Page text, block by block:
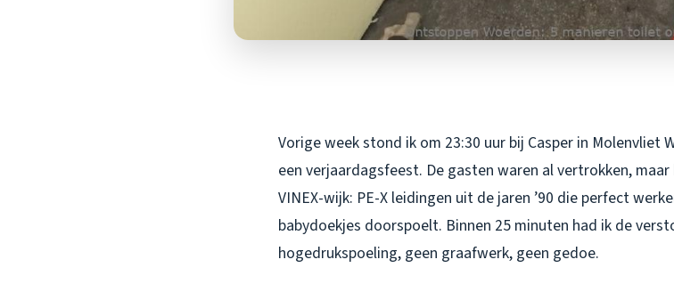
Vorige week stond ik om 23:30 uur bij Casper in
een verjaardagsfeest. De gasten waren al vertrokken,
VINEX-wijk: PE-X leidingen uit de jaren ’90 die perfect
babydoekjes doorspoelt. Binnen 25 minuten had ik de
hogedrukspoeling, geen graafwerk, geen gedoe.